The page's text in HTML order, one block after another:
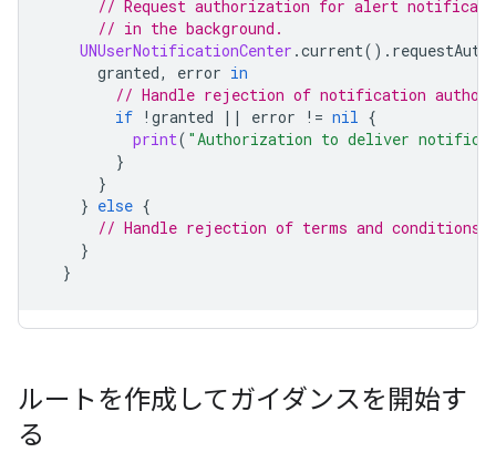
// Request authorization for alert
// in the background.
UNUserNotificationCenter .current().
granted, error in
// Handle rejection of notification
if ! granted || error != nil {
print( "Authorization to deliver
}
}
} else {
// Handle rejection of terms and conditions.
}
}
ルートを作成してガイダンスを開始す
る